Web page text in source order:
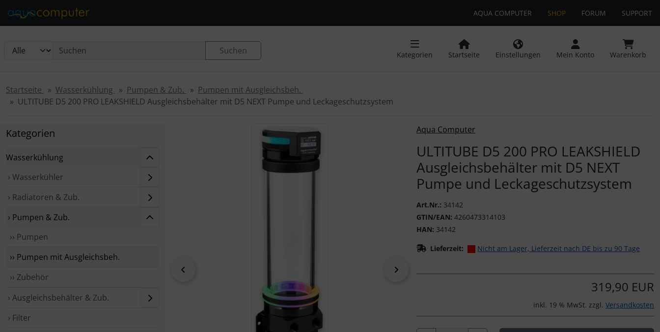
AQUA COMPUTER SHOP FORUM SUPPORT
Suchen
Kategorien Startseite Einstellungen Mein Konto Warenkorb
Startseite Wasserkühlung Pumpen & Zub.
Pumpen mit Ausgleichsbeh.
ULTITUBE D5 200 PRO LEAKSHIELD Ausgleichsbehälter mit D5 NEXT Pumpe und Leckageschutzsystem
Kategorien
Wasserkühlung
› Wasserkühler
› Radiatoren & Zub.
› Pumpen & Zub.
›› Pumpen
›› Pumpen mit Ausgleichsbeh.
›› Zubehör
› Ausgleichsbehälter & Zub.
› Filter
Aqua Computer
ULTITUBE D5 200 PRO LEAKSHIELD
Ausgleichsbehälter mit D5 NEXT
Pumpe und Leckageschutzsystem
Art.Nr.: 34142
GTIN/EAN: 4260473314103
HAN: 34142
Lieferzeit: Nicht am Lager, Lieferzeit nach DE bis zu 90 Tage
Wenn mehr als ein Produktbild existiert, können Sie die "Zurück-" und "Vor-Button" nutzen, um zwischen den Bildern zu navigieren.
319,90 EUR
inkl. 19 % MwSt. zzgl. Versandkosten